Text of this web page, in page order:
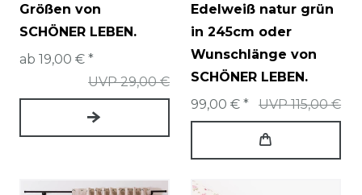
Größen von
SCHÖNER LEBEN.
UVP 29,00 €
ab 19,00 € *
Edelweiß natur grün
in 245cm oder
Wunschlänge von
SCHÖNER LEBEN.
UVP 115,00 €
99,00 € *